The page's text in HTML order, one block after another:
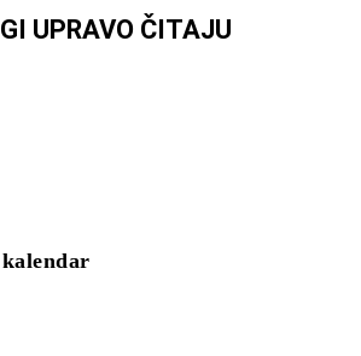
UPRAVO ČITAJU